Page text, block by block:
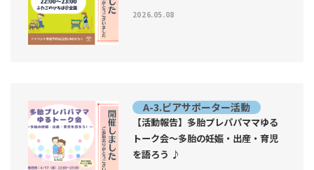
2026.05.08
A-3.ピアサポーター活動
【活動報告】多胎プレパパママゆる
トーク会〜多胎の妊娠・出産・育児
を語ろう ♪